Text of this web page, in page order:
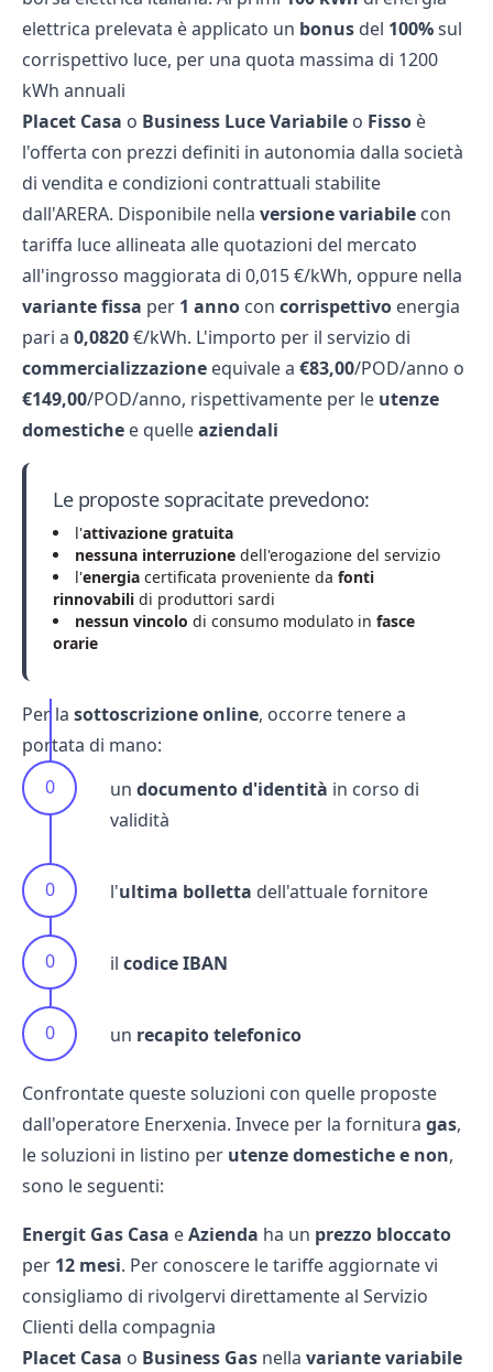
elettrica prelevata è applicato un bonus del 100%sul
corrispettivo luce, per una quota massima di 1200
kWh annuali
Placet Casa o Business LuceVariabile o Fisso è
l'offerta con prezzi definiti in autonomia dalla società
di vendita e condizioni contrattuali stabilite
dall'ARERA. Disponibile nella versione variabile con
tariffa luce allineata alle quotazioni del mercato
all'ingrosso maggiorata di 0,015 €/kWh, oppure nella
variantefissa per 1 anno con corrispettivo energia
pari a 0,0820€/kWh. L'importo per il servizio di
commercializzazione equivale a €83,00/POD/anno o
€149,00/POD/anno, rispettivamente per le utenze
domestiche e quelleaziendali
Le proposte sopracitate prevedono:
l'attivazione gratuita
nessuna interruzione dell'erogazione del servizio
l'energia certificata proveniente da fonti
rinnovabili di produttori sardi
nessun vincolo di consumo modulato in fasce
orarie
Per la sottoscrizione online, occorre tenere a
portata di mano:
un documento d'identità in corso di
validità
l'ultima bolletta dell'attuale fornitore
il codice IBAN
un recapito telefonico
Confrontate queste soluzioni con quelle proposte
dall'operatore Enerxenia. Invece per la fornitura gas,
le soluzioni in listino per utenze domestiche e non,
sono le seguenti:
Energit Gas Casa eAzienda ha un prezzo bloccato
per 12 mesi. Per conoscere le tariffe aggiornate vi
consigliamo di rivolgervi direttamente al Servizio
Clienti della compagnia
Placet Casa o Business Gas nella variante variabile